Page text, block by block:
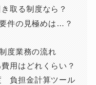
取る制度なら？
件の見極めは…？
度業務の流れ
用はどれくらい？
負担金計算ツール